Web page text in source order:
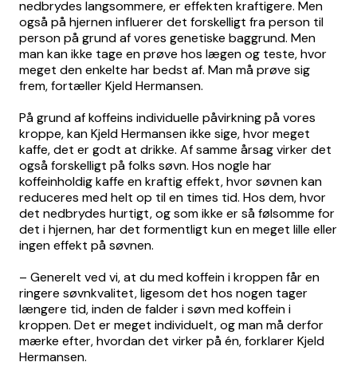
nedbrydes langsommere, er effekten kraftigere. Men
også på hjernen influerer det forskelligt fra person til
person på grund af vores genetiske baggrund. Men
man kan ikke tage en prøve hos lægen og teste, hvor
meget den enkelte har bedst af. Man må prøve sig
frem, fortæller Kjeld Hermansen.
På grund af koffeins individuelle påvirkning på vores
kroppe, kan Kjeld Hermansen ikke sige, hvor meget
kaffe, det er godt at drikke. Af samme årsag virker det
også forskelligt på folks søvn. Hos nogle har
koffeinholdig kaffe en kraftig effekt, hvor søvnen kan
reduceres med helt op til en times tid. Hos dem, hvor
det nedbrydes hurtigt, og som ikke er så følsomme for
det i hjernen, har det formentligt kun en meget lille eller
ingen effekt på søvnen.
– Generelt ved vi, at du med koffein i kroppen får en
ringere søvnkvalitet, ligesom det hos nogen tager
længere tid, inden de falder i søvn med koffein i
kroppen. Det er meget individuelt, og man må derfor
mærke efter, hvordan det virker på én, forklarer Kjeld
Hermansen.